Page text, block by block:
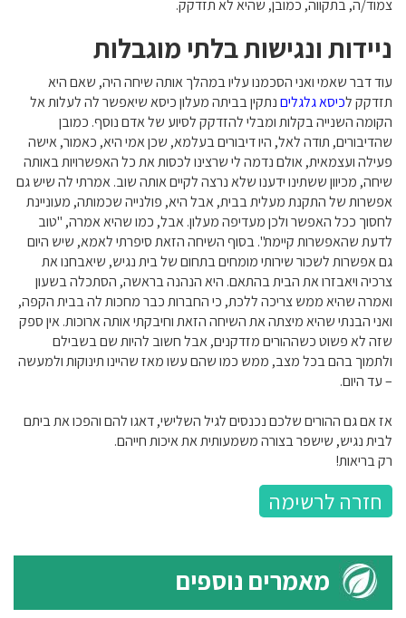
צמוד/ה, בתקווה, כמובן, שהיא לא תזדקק.
ניידות ונגישות בלתי מוגבלות
עוד דבר שאמי ואני הסכמנו עליו במהלך אותה שיחה היה, שאם היא
תזדקק לכיסא גלגליםנתקין בביתה מעלון כיסא שיאפשר לה לעלות אל
הקומה השנייה בקלות ומבלי להזדקק לסיוע של אדם נוסף. כמובן
שהדיבורים, תודה לאל, היו דיבורים בעלמא, שכן אמי היא, כאמור, אישה
פעילה ועצמאית, אולם נדמה לי שרצינו לכסות את כל האפשרויות באותה
שיחה, מכיוון ששתינו ידענו שלא נרצה לקיים אותה שוב. אמרתי לה שיש גם
אפשרות של התקנת מעלית בבית, אבל היא, פולנייה שכמותה, מעוניינת
לחסוך ככל האפשר ולכן מעדיפה מעלון. אבל, כמו שהיא אמרה, "טוב
לדעת שהאפשרות קיימת". בסוף השיחה הזאת סיפרתי לאמא, שיש היום
גם אפשרות לשכור שירותי מומחים בתחום של בית נגיש, שיאבחנו את
צרכיה ויאבזרו את הבית בהתאם. היא הנהנה בראשה, הסתכלה בשעון
ואמרה שהיא ממש צריכה ללכת, כי החברות כבר מחכות לה בבית הקפה,
ואני הבנתי שהיא מיצתה את השיחה הזאת וחיבקתי אותה ארוכות. אין ספק
שזה לא פשוט כשההורים מזדקנים, אבל חשוב להיות שם בשבילם
ולתמוך בהם בכל מצב, ממש כמו שהם עשו מאז שהיינו תינוקות ולמעשה
– עד היום.
אז אם גם ההורים שלכם נכנסים לגיל השלישי, דאגו להם והפכו את ביתם
לבית נגיש, שישפר בצורה משמעותית את איכות חייהם.
רק בריאות!
חזרה לרשימה
מאמרים נוספים